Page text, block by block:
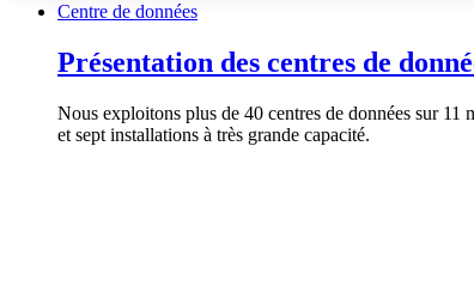
Centre de données
Présentation des centres de
Nous exploitons plus de 40 centres de données sur 11
et sept installations à très grande capacité.